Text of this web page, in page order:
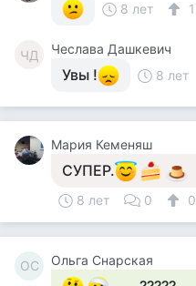
8 лет
1
ЧД Чеслава Дашкевич
Увы ! 8 лет
Мария Кеменяш
СУПЕР.
8 лет 0 0
ОС Ольга Снарская